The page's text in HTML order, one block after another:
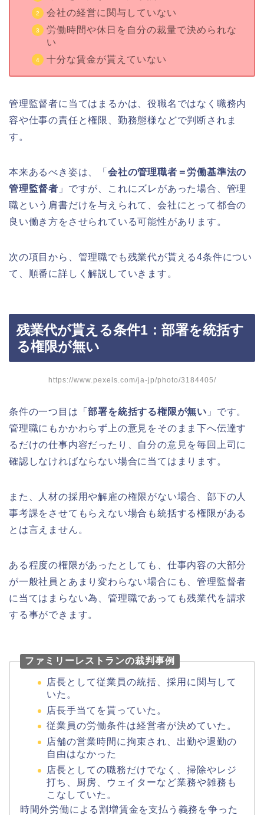
会社の経営に関与していない
労働時間や休日を自分の裁量で決められな
い
十分な賃金が貰えていない
管理監督者に当てはまるかは、役職名ではなく職務内
容や仕事の責任と権限、勤務態様などで判断されま
す。
本来あるべき姿は、「 会社の管理職者＝労働基準法の
管理監督者 」ですが、これにズレがあった場合、管理
職という肩書だけを与えられて、会社にとって都合の
良い働き方をさせられている可能性があります。
次の項目から、管理職でも残業代が貰える4条件につい
て、順番に詳しく解説していきます。
残業代が貰える条件1：部署を統括す
る権限が無い
https://www.pexels.com/ja-jp/photo/3184405/
条件の一つ目は「部署を統括する権限が無い 」です。
管理職にもかかわらず上の意見をそのまま下へ伝達す
るだけの仕事内容だったり、自分の意見を毎回上司に
確認しなければならない場合に当てはまります。
また、人材の採用や解雇の権限がない場合、部下の人
事考課をさせてもらえない場合も統括する権限がある
とは言えません。
ある程度の権限があったとしても、仕事内容の大部分
が一般社員とあまり変わらない場合にも、管理監督者
に当てはまらない為、管理職であっても残業代を請求
する事ができます。
ファミリーレストランの裁判事例
店長として従業員の統括、採用に関与して
いた。
店長手当てを貰っていた。
従業員の労働条件は経営者が決めていた。
店舗の営業時間に拘束され、出勤や退勤の
自由はなかった
店長としての職務だけでなく、掃除やレジ
打ち、厨房、ウェイターなど業務や雑務も
こなしていた。
時間外労働による割増賃金を支払う義務を争った